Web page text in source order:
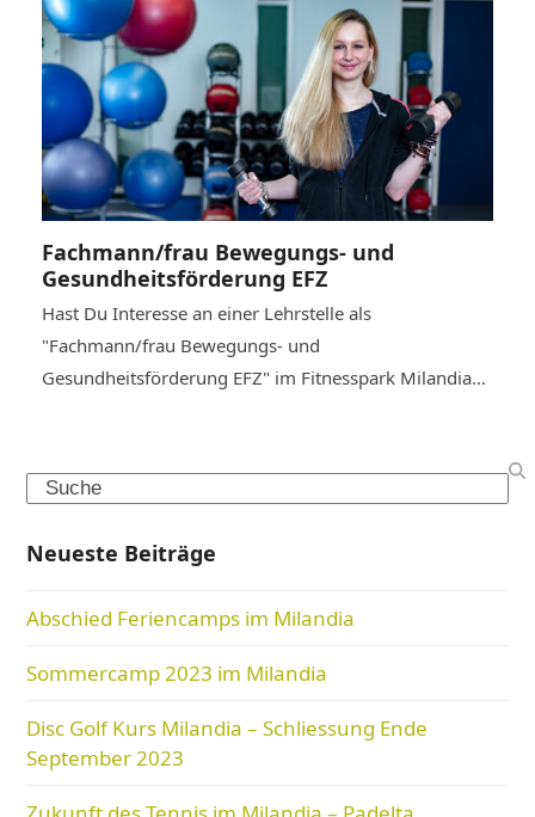
Fachmann/frau Bewegungs- und
Gesundheitsförderung EFZ
Hast Du Interesse an einer Lehrstelle als
"Fachmann/frau Bewegungs- und
Gesundheitsförderung EFZ" im Fitnesspark Milandia…
Search
Neueste Beiträge
Abschied Feriencamps im Milandia
Sommercamp 2023 im Milandia
Disc Golf Kurs Milandia – Schliessung Ende
September 2023